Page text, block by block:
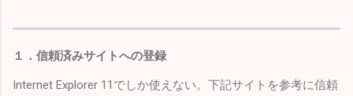
１．信頼済みサイトへの登録
Internet Explorer 11でしか使えない。下記サイトを参考に信頼